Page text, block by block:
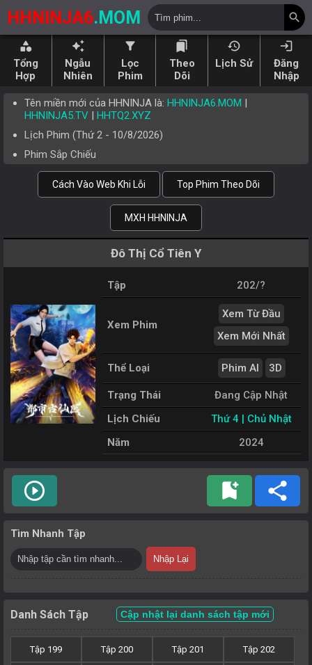
HHNINJA6.MOM search
category
Tổng
Hợp
auto_awesome
Ngẫu
Nhiên
filter_alt
Lọc
Phim
bookmarks
Theo
Dõi
history
Lịch Sử
login
Đăng
Nhập
Tên miền mới của HHNINJA là: HHNINJA6.MOM |
HHNINJA5.TV | HHTQ2.XYZ
Lịch Phim (Thứ 2 - 10/8/2026)
Phim Sắp Chiếu
Cách Vào Web Khi Lỗi Top Phim Theo Dõi
MXH HHNINJA
Đô Thị Cổ Tiên Y
Tập 202/?
Xem Phim
Xem Từ Đầu
Xem Mới Nhất
Thể Loại Phim AI 3D
Trạng Thái
Đang Cập Nhật
Lịch Chiếu
Thứ 4 | Chủ Nhật
Năm
2024
play_circle_outline bookmark_add share
Tìm Nhanh Tập
Nhập Lại
Danh Sách Tập Cập nhật lại danh sách tập mới
Tập 202
Tập 201
Tập 200
Tập 199